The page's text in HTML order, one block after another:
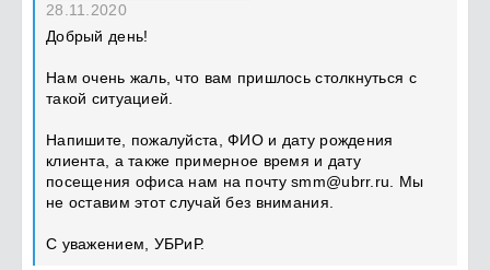
28.11.2020
Добрый день!
Нам очень жаль, что вам пришлось столкнуться с
такой ситуацией.
Напишите, пожалуйста, ФИО и дату рождения
клиента, а также примерное время и дату
посещения офиса нам на почтуsmm@ubrr.ru. Мы
не оставим этот случай без внимания.
С уважением, УБРиР.